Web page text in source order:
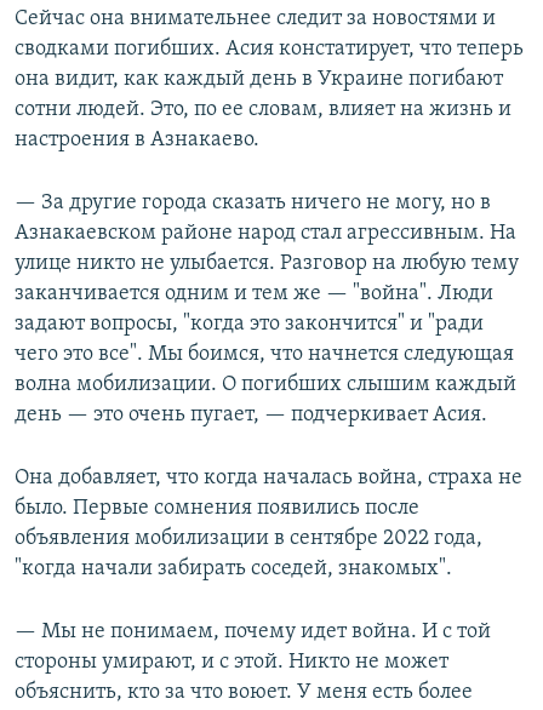
Сейчас она внимательнее следит за новостями и
сводками погибших. Асия констатирует, что теперь
она видит, как каждый день в Украине погибают
сотни людей. Это, по ее словам, влияет на жизнь и
настроения в Азнакаево.
— За другие города сказать ничего не могу, но в
Азнакаевском районе народ стал агрессивным. На
улице никто не улыбается. Разговор на любую тему
заканчивается одним и тем же — "война". Люди
задают вопросы, "когда это закончится" и "ради
чего это все". Мы боимся, что начнется следующая
волна мобилизации. О погибших слышим каждый
день — это очень пугает, — подчеркивает Асия.
Она добавляет, что когда началась война, страха не
было. Первые сомнения появились после
объявления мобилизации в сентябре 2022 года,
"когда начали забирать соседей, знакомых".
— Мы не понимаем, почему идет война. И с той
стороны умирают, и с этой. Никто не может
объяснить, кто за что воюет. У меня есть более